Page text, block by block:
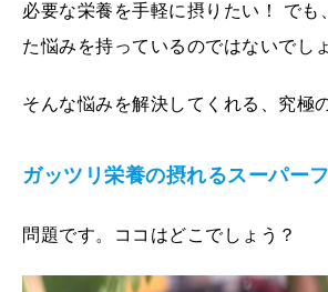
必要な栄養を手軽に摂りたい！ で
た悩みを持っているのではないでし
そんな悩みを解決してくれる、究極
ガッツリ栄養の摂れるスーパー
問題です。ココはどこでしょう？